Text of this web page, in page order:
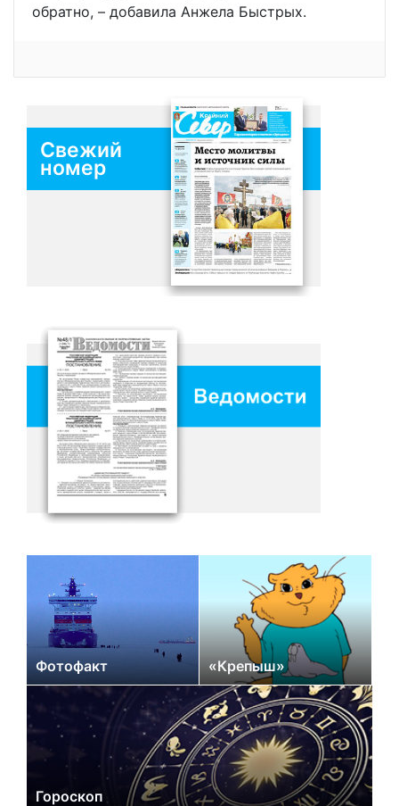
обратно, – добавила Анжела Быстрых.
Свежий
номер
Фотофакт «Крепыш»
Гороскоп